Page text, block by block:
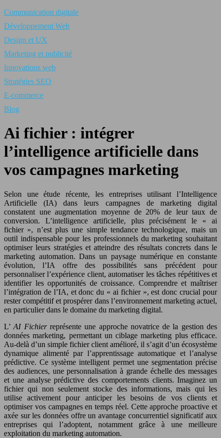
Communication digitale
Développement Web
Design et UX
Marketing et publicité
Innovations web
Stratégies SEO
E-commerce
Blog
Ai fichier : intégrer
l’intelligence artificielle dans
vos campagnes marketing
Selon une étude récente, les entreprises utilisant l’Intelligence
Artificielle (IA) dans leurs campagnes de marketing digital
constatent une augmentation moyenne de 20% de leur taux de
conversion. L’intelligence artificielle, plus précisément le « ai
fichier », n’est plus une simple tendance technologique, mais un
outil indispensable pour les professionnels du marketing souhaitant
optimiser leurs stratégies et atteindre des résultats concrets dans le
marketing automation. Dans un paysage numérique en constante
évolution, l’IA offre des possibilités sans précédent pour
personnaliser l’expérience client, automatiser les tâches répétitives et
identifier les opportunités de croissance. Comprendre et maîtriser
l’intégration de l’IA, et donc du « ai fichier », est donc crucial pour
rester compétitif et prospérer dans l’environnement marketing actuel,
en particulier dans le domaine du marketing digital.
L’AI Fichier représente une approche novatrice de la gestion des
données marketing, permettant un ciblage marketing plus efficace.
Au-delà d’un simple fichier client amélioré, il s’agit d’un écosystème
dynamique alimenté par l’apprentissage automatique et l’analyse
prédictive. Ce système intelligent permet une segmentation précise
des audiences, une personnalisation à grande échelle des messages
et une analyse prédictive des comportements clients. Imaginez un
fichier qui non seulement stocke des informations, mais qui les
utilise activement pour anticiper les besoins de vos clients et
optimiser vos campagnes en temps réel. Cette approche proactive et
axée sur les données offre un avantage concurrentiel significatif aux
entreprises qui l’adoptent, notamment grâce à une meilleure
exploitation du marketing automation.